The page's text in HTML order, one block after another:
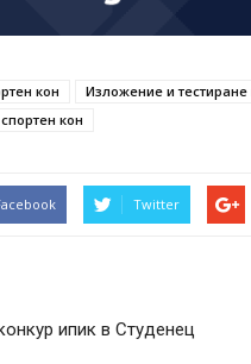
кон
Изложение и тестиране
кон
Twitter
ипик в Студенец